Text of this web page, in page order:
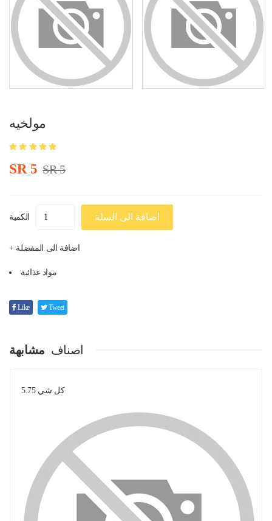
مولخيه
SR 5 SR 5
الكمية اضافة الى السلة
+ اضافة الى المفضلة
مواد غذائية
Like Tweet
اصناف مشابهة
كل شي 5.75